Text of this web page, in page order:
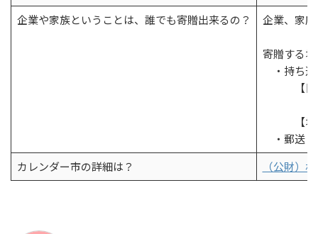
企業や家族ということは、誰でも寄贈出来るの？
企業、家
寄贈する
・持ち込
【日時
【場所
・郵送
カレンダー市の詳細は？
（公財）